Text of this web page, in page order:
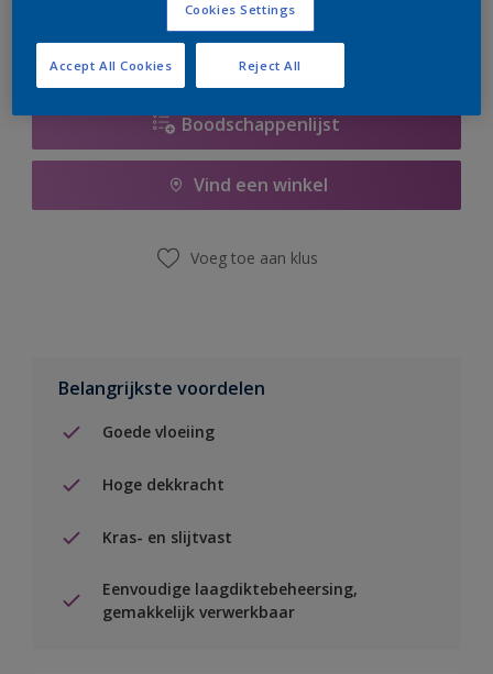
Boodschappenlijst
Vind een winkel
Voeg toe aan klus
Belangrijkste voordelen
Goede vloeiing
Hoge dekkracht
Kras- en slijtvast
Eenvoudige laagdiktebeheersing,
gemakkelijk verwerkbaar
Cookies Settings
Reject All
Accept All Cookies